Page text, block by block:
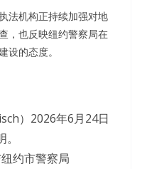
法机构正持续加强对地
，也反映纽约警察局在
设的态度。
）2026年6月24日
约市警察局